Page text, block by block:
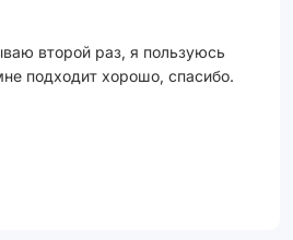
второй раз, я пользуюсь
подходит хорошо, спасибо.